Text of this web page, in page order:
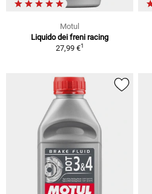
Motul
Liquido dei freni racing
27,99 €1